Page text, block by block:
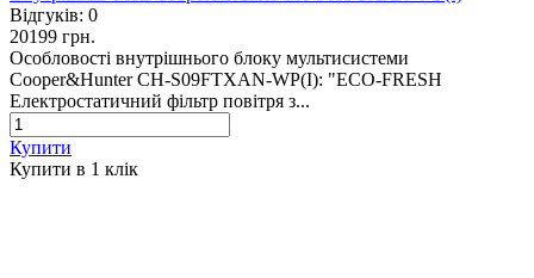
Відгуків: 0
20199 грн.
Особловості внутрішнього блоку мультисистеми
Cooper&Hunter CH-S09FTXAN-WP(I): "ECO-FRESH
Електростатичний фільтр повітря з...
Купити
Купити в 1 клiк